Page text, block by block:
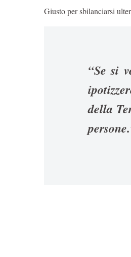
Giusto per sbilanciarsi
“Se si
della